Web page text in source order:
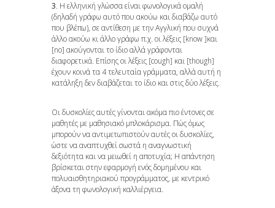
3. Η ελληνική γλώσσα είναι φωνολογικά ομαλή
(δηλαδή γράφω αυτό που ακούω και διαβάζω αυτό
που βλέπω), σε αντίθεση με την Aγγλική που συχνά
άλλο ακούω κι άλλο γράφω π.χ. οι λέξεις [know ]και
[no] ακούγονται το ίδιο αλλά γράφονται
διαφορετικά. Επίσης οι λέξεις [cough] και [though]
έχουν κοινά τα 4 τελευταία γράμματα, αλλά αυτή η
κατάληξη δεν διαβάζεται το ίδιο και στις δύο λέξεις.
Οι δυσκολίες αυτές γίνονται ακόμα πιο έντονες σε
μαθητές με μαθησιακό μπλοκάρισμα. Πώς όμως
μπορούν να αντιμετωπιστούν αυτές οι δυσκολίες,
ώστε να αναπτυχθεί σωστά η αναγνωστική
δεξιότητα και να μειωθεί η αποτυχία; Η απάντηση
βρίσκεται στην εφαρμογή ενός δομημένου και
πολυαισθητηριακού προγράμματος, με κεντρικό
άξονα τη φωνολογική καλλιέργεια.